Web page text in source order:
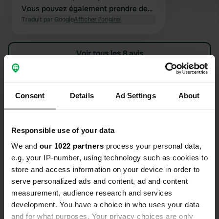
Consent Details Ad Settings About
Responsible use of your data
We and our 1022 partners process your personal data,
e.g. your IP-number, using technology such as cookies to
store and access information on your device in order to
serve personalized ads and content, ad and content
measurement, audience research and services
development. You have a choice in who uses your data
and for what purposes. Your privacy choices are only
Vous pouvez également prendre des
pizzas mais aussi à proximité.
entretenu, occupé avec de nouveaux
chalets. Très grand camping avec de
facture pendant qu'ils sont
connectés. Nous ne reviendrons pas
Traduit par GoogleAfficher l'original
Voir tous les 8 avis
Contact
Emplacement
Avenue de la Libération 64
33740, Arès, France